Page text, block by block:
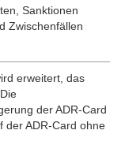
Sanktionen
Zwischenfällen
erweitert, das
der ADR-Card
der ADR-Card ohne